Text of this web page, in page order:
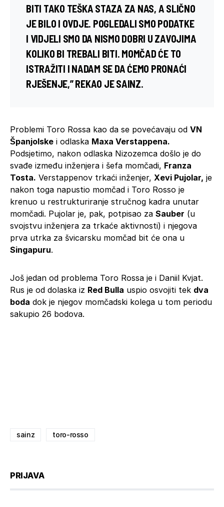
BITI TAKO TEŠKA STAZA ZA NAS, A SLIČNO
JE BILO I OVDJE. POGLEDALI SMO PODATKE
I VIDJELI SMO DA NISMO DOBRI U ZAVOJIMA
KOLIKO BI TREBALI BITI. MOMČAD ĆE TO
ISTRAŽITI I NADAM SE DA ĆEMO PRONAĆI
RJEŠENJE,” REKAO JE SAINZ.
Problemi Toro Rossa kao da se povećavaju od VN
Španjolske i odlaska Maxa Verstappena.
Podsjetimo, nakon odlaska Nizozemca došlo je do
svađe između inženjera i šefa momčadi, Franza
Tosta. Verstappenov trkaći inženjer, Xevi Pujolar, je
nakon toga napustio momčad i Toro Rosso je
krenuo u restrukturiranje stručnog kadra unutar
momčadi. Pujolar je, pak, potpisao za Sauber (u
svojstvu inženjera za trkaće aktivnosti) i njegova
prva utrka za švicarsku momčad bit će ona u
Singapuru.
Još jedan od problema Toro Rossa je i Daniil Kvjat.
Rus je od dolaska iz Red Bulla uspio osvojiti tek dva
boda dok je njegov momčadski kolega u tom periodu
sakupio 26 bodova.
sainz toro-rosso
PRIJAVA